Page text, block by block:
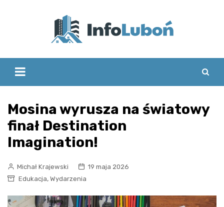
Mosina wyrusza na światowy
finał Destination
Imagination!
Michał Krajewski
19 maja 2026
Edukacja, Wydarzenia